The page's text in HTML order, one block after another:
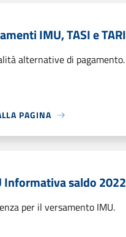
IMU, TASI e TARI
alternative di pagamento.
PAGINA
Informativa saldo 2022
per il versamento IMU.